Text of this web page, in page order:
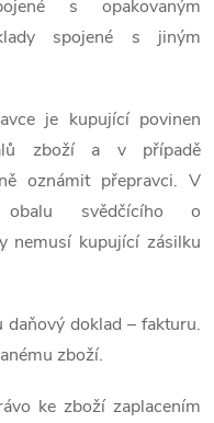
s opakovaným
spojené s jiným
je kupující povinen
zboží a v případě
oznámit přepravci. V
obalu svědčícího o
nemusí kupující zásilku
doklad – fakturu.
zboží.
ke zboží zaplacením